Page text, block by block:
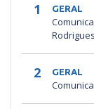
1 GERAL
2 GERAL